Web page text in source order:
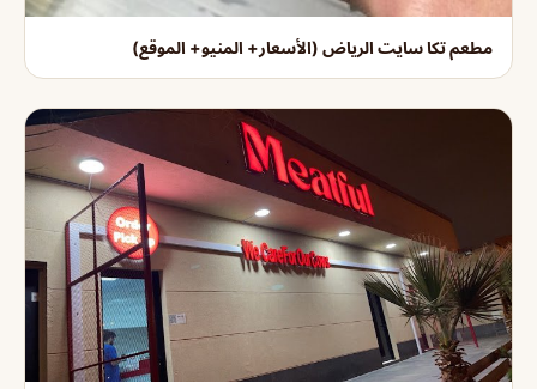
مطعم تكا سايت الرياض (الأسعار+ المنيو+ الموقع)